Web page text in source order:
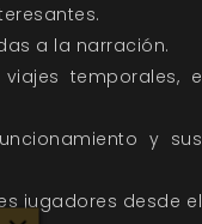
a la narración.
temporales, e
y sus
jugadores desde el